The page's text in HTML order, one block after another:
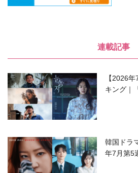
連載記事
【2026
キング｜
韓国ドラ
年7月第5